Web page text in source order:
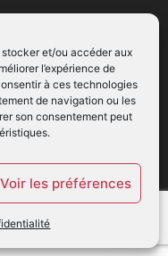
et/ou accéder aux
l’expérience de
à ces technologies
de navigation ou les
son consentement peut
Voir les préférences